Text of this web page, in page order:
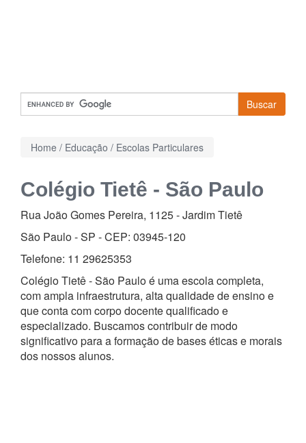
Buscar
Home / Educação / Escolas Particulares
Colégio Tietê - São Paulo
Rua João Gomes Pereira, 1125-Jardim Tietê
São Paulo - SP - CEP: 03945-120
Telefone: 11 29625353
Colégio Tietê - São Paulo é uma escola completa,
com ampla infraestrutura, alta qualidade de ensino e
que conta com corpo docente qualificado e
especializado. Buscamos contribuir de modo
significativo para a formação de bases éticas e morais
dos nossos alunos.